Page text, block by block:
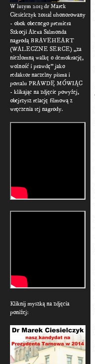
W lutym 2013 dr Marek
Ciesielczyk został uhonorowany
- obok obecnego premiera
Szkocji Alexa Salmonda
nagrodą BRAVEHEART
(WALECZNE SERCE) „za
niezłomną walkę o demokrację,
wolność i prawdę" jako
redaktor naczelny pisma i
portalu PRAWDĘ MÓWIĄC
- klikając na zdjęcie powyżej,
obejrzysz relację filmową z
wręczenia tej nagrody.
Kliknij myszką na zdjęcia
poniżej: